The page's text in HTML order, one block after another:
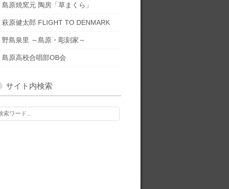
島原焼窯元 陶房「草まくら」
萩原健太郎 FLIGHT TO DENMARK
野島泉里 ～島原・彫刻家～
島原高校合唱部OB会
サイト内検索